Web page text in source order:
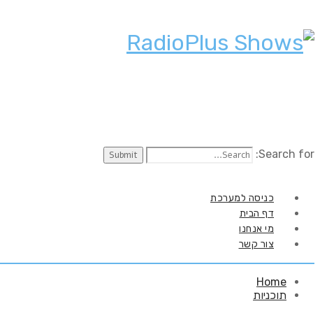
Search for:
כניסה למערכת
דף הבית
מי אנחנו
צור קשר
Home
תוכניות